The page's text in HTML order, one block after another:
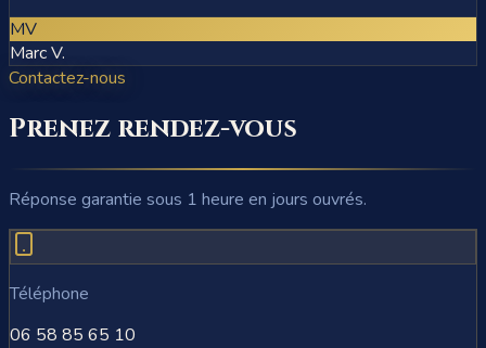
MV
Marc V.
Contactez-nous
Prenez rendez-vous
Réponse garantie sous 1 heure en jours ouvrés.
Téléphone
06 58 85 65 10